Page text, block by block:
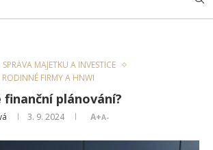
SPRÁVA MAJETKU A INVESTICE
FIRMY A HNWI
finanční plánování?
3. 9. 2024 A+A-